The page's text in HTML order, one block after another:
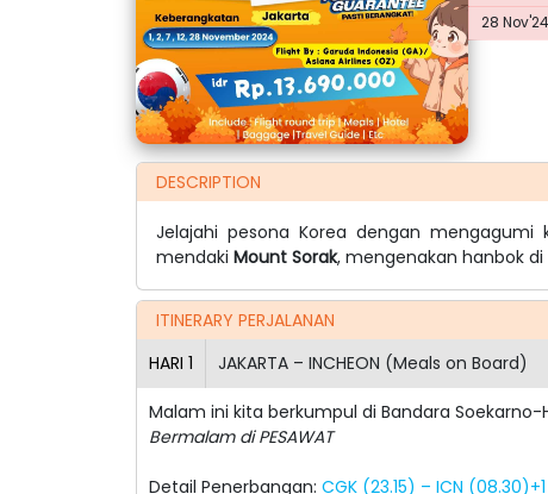
28
DESCRIPTION
Jelajahi pesona Korea dengan mengagumi
mendaki Mount Sorak, mengenakan hanbok di
ITINERARY PERJALANAN
HARI 1 JAKARTA – INCHEON (Meals on Board)
Malam ini kita berkumpul di Bandara
Bermalam di PESAWAT
Detail Penerbangan: CGK (23.15) – ICN